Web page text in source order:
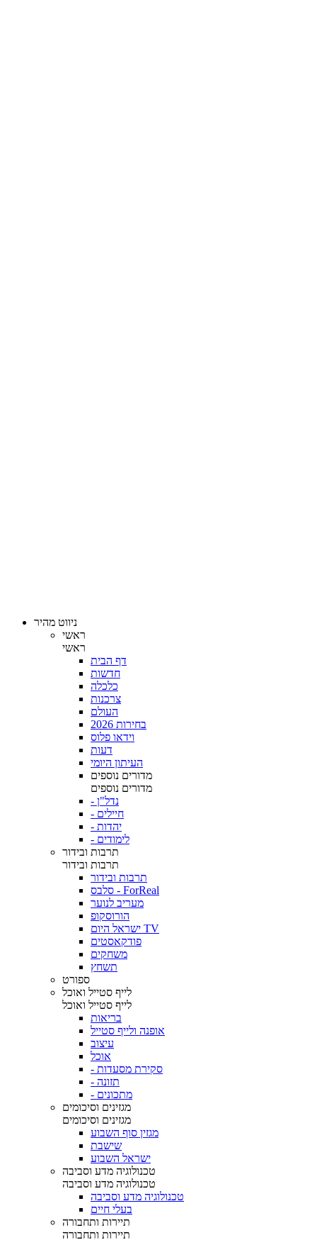
ניווט מהיר
ראשי
ראשי
דף הבית
חדשות
כלכלה
צרכנות
העולם
בחירות 2026
וידאו פלוס
דעות
העיתון היומי
מדורים נוספים
מדורים נוספים
- נדל"ן
- חיילים
- יהדות
- לימודים
תרבות ובידור
תרבות ובידור
תרבות ובידור
סלבס - ForReal
מעריב לנוער
הורוסקופ
ישראל היום TV
פודקאסטים
משחקים
תשחץ
ספורט
לייף סטייל ואוכל
לייף סטייל ואוכל
בריאות
אופנה ולייף סטייל
עיצוב
אוכל
- סקירת מסעדות
- תזונה
- מתכונים
מגזינים וסיכומים
מגזינים וסיכומים
מגזין סוף השבוע
שישבת
ישראל השבוע
טכנולוגיה מדע וסביבה
טכנולוגיה מדע וסביבה
טכנולוגיה מדע וסביבה
בעלי חיים
תיירות ותחבורה
תיירות ותחבורה